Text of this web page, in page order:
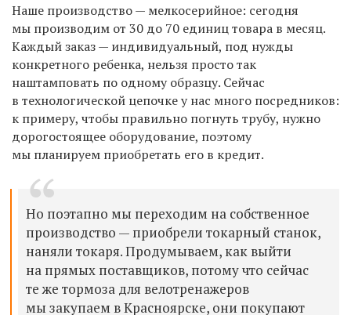
Наше производство — мелкосерийное: сегодня
мы производим от 30 до 70 единиц товара в месяц.
Каждый заказ — индивидуальный, под нужды
конкретного ребенка, нельзя просто так
наштамповать по одному образцу. Сейчас
в технологической цепочке у нас много посредников:
к примеру, чтобы правильно погнуть трубу, нужно
дорогостоящее оборудование, поэтому
мы планируем приобретать его в кредит.
Но поэтапно мы переходим на собственное
производство — приобрели токарный станок,
наняли токаря. Продумываем, как выйти
на прямых поставщиков, потому что сейчас
те же тормоза для велотренажеров
мы закупаем в Красноярске, они покупают